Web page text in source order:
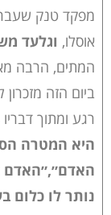
מפקד טנק שעבר
אוסלו, וגלעד
המתים, הרבה
ביום הזה
רגע ומתוך
היא המטרה
האדם״,״האדם
נותר לו כלום